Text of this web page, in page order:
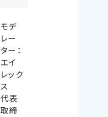
モデ
レー
ター：
エイ
レック
ス
代表
取締